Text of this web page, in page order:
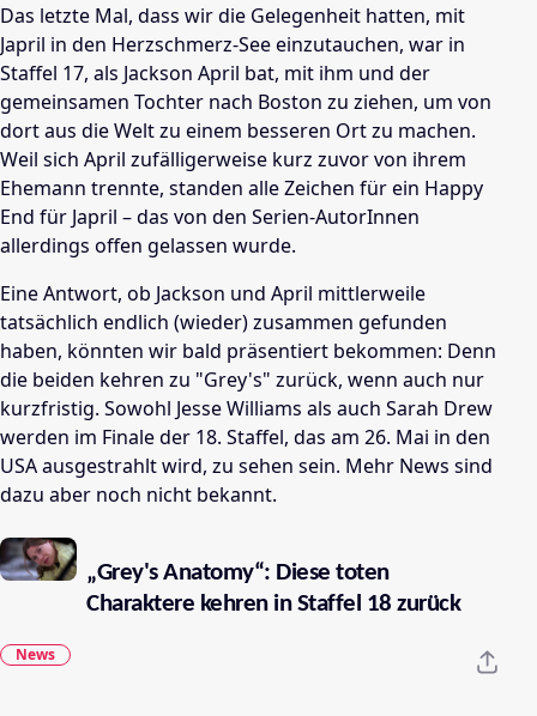
Das letzte Mal, dass wir die Gelegenheit hatten, mit
Japril in den Herzschmerz-See einzutauchen, war in
Staffel 17, als Jackson April bat, mit ihm und der
gemeinsamen Tochter nach Boston zu ziehen, um von
dort aus die Welt zu einem besseren Ort zu machen.
Weil sich April zufälligerweise kurz zuvor von ihrem
Ehemann trennte, standen alle Zeichen für ein Happy
End für Japril – das von den Serien-AutorInnen
allerdings offen gelassen wurde.
Eine Antwort, ob Jackson und April mittlerweile
tatsächlich endlich (wieder) zusammen gefunden
haben, könnten wir bald präsentiert bekommen: Denn
die beiden kehren zu "Grey's" zurück, wenn auch nur
kurzfristig. Sowohl Jesse Williams als auch Sarah Drew
werden im Finale der 18. Staffel, das am 26. Mai in den
USA ausgestrahlt wird, zu sehen sein. Mehr News sind
dazu aber noch nicht bekannt.
„Grey's Anatomy“: Diese toten
Charaktere kehren in Staffel 18 zurück
News